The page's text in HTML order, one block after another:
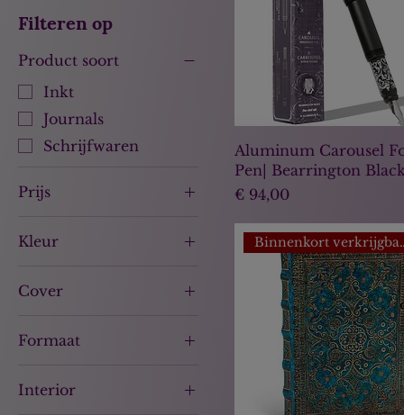
Filteren op
Product soort
Inkt
Journals
Schrijfwaren
Prijs
€ 6 € 236
Kleur
Cover
Softcover
Formaat
A5
Interior
Aluminum Carousel
Pen| Bearrington Black
Prijs
€ 94,00